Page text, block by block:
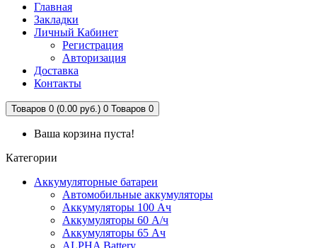
Главная
Закладки
Личный Кабинет
Регистрация
Авторизация
Доставка
Контакты
Товаров 0 (0.00 руб.) 0 Товаров 0
Ваша корзина пуста!
Категории
Аккумуляторные батареи
Автомобильные аккумуляторы
Аккумуляторы 100 Ач
Аккумуляторы 60 А/ч
Аккумуляторы 65 Ач
ALPHA Battery